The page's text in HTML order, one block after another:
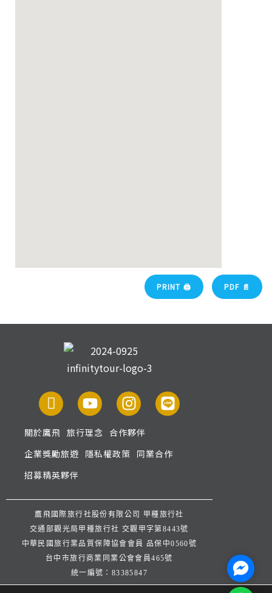
PRINT 🖨 PDF 📄
關於鷹飛 旅行理念 合作夥伴
企業獎勵旅遊 隱私權政策 同業合作
招募精英夥伴
鷹飛國際旅行社股份有限公司 甲種旅行社
交通部觀光局甲種旅行社 交觀甲字第8443號
中華民國旅行業品質保障協會會員 品保中0560號
台中市旅行商業同業公會會員465號
統一編號：83385847